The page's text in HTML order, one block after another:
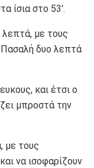
ίσια στο 53′.
λεπτά, με τους
Πασαλή δυο λεπτά
και έτσι ο
μπροστά την
με τους
να ισοφαρίζουν